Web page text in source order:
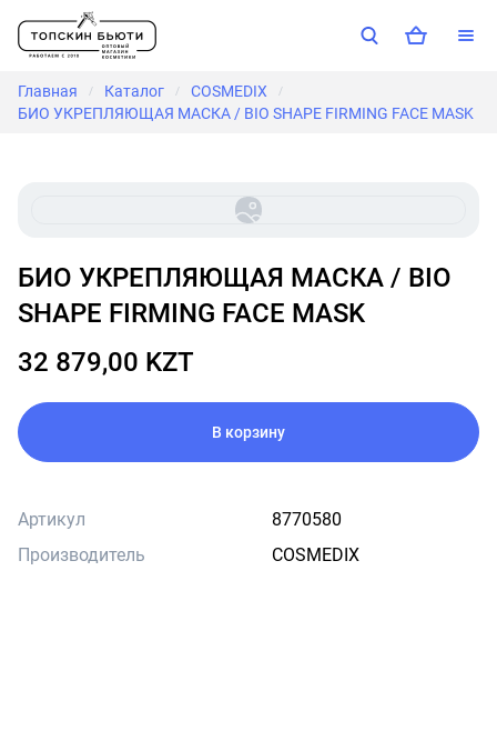
Главная / Каталог / COSMEDIX /
БИО УКРЕПЛЯЮЩАЯ МАСКА / BIO SHAPE FIRMING FACE MASK
БИО УКРЕПЛЯЮЩАЯ МАСКА / BIO
SHAPE FIRMING FACE MASK
32 879,00 KZT
В корзину
Артикул
8770580
Производитель
COSMEDIX